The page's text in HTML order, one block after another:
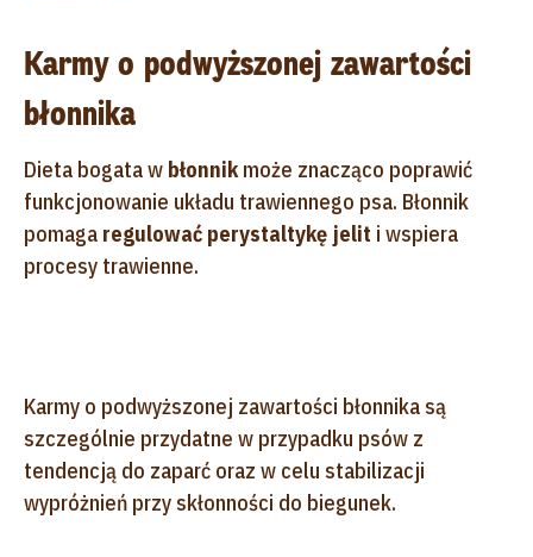
Karmy o podwyższonej zawartości
błonnika
Dieta bogata w błonnikmoże znacząco poprawić
funkcjonowanie układu trawiennego psa. Błonnik
pomaga regulować perystaltykę jelit i wspiera
procesy trawienne.
Karmy o podwyższonej zawartości błonnika są
szczególnie przydatne w przypadku psów z
tendencją do zaparć oraz w celu stabilizacji
wypróżnień przy skłonności do biegunek.